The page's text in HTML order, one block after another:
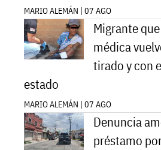
MARIO ALEMÁN | 07 AGO
Migrante
médica
tirado y con
estado
MARIO ALEMÁN | 07 AGO
Denuncia
préstamo